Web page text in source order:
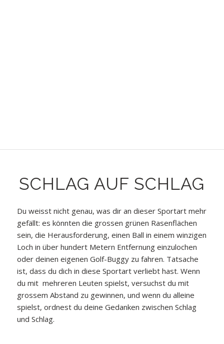
SCHLAG AUF SCHLAG
Du weisst nicht genau, was dir an dieser Sportart mehr
gefällt: es könnten die grossen grünen Rasenflächen
sein, die Herausforderung, einen Ball in einem winzigen
Loch in über hundert Metern Entfernung einzulochen
oder deinen eigenen Golf-Buggy zu fahren. Tatsache
ist, dass du dich in diese Sportart verliebt hast. Wenn
du mit mehreren Leuten spielst, versuchst du mit
grossem Abstand zu gewinnen, und wenn du alleine
spielst, ordnest du deine Gedanken zwischen Schlag
und Schlag.